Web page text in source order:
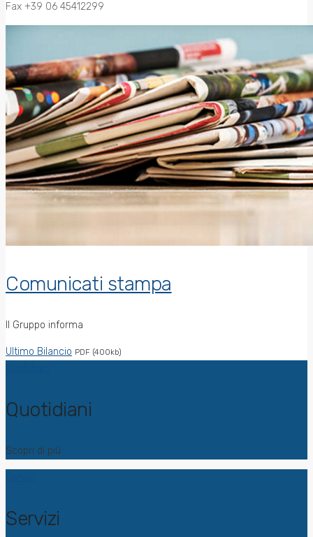
Fax +39 06 45412299
Comunicati stampa
Il Gruppo informa
Ultimo Bilancio PDF (400kb)
Quotidiani
Scopri di più
Servizi